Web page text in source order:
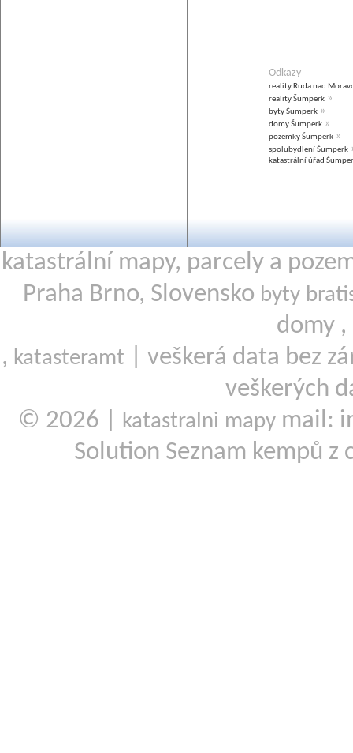
Odkazy
reality Ruda nad
reality Šumperk »
byty Šumperk »
domy Šumperk »
pozemky Šumperk »
spolubydlení Šumperk
katastrální úřad
katastrální mapy, parcely a
Praha Brno, Slovensko byty
domy ,
, katasteramt
| veškerá data bez
veškerých
© 2026 |
katastralni mapy mail:
Solution Seznam kempů z